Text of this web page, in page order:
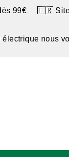
dès 99€ 🇫🇷
nous